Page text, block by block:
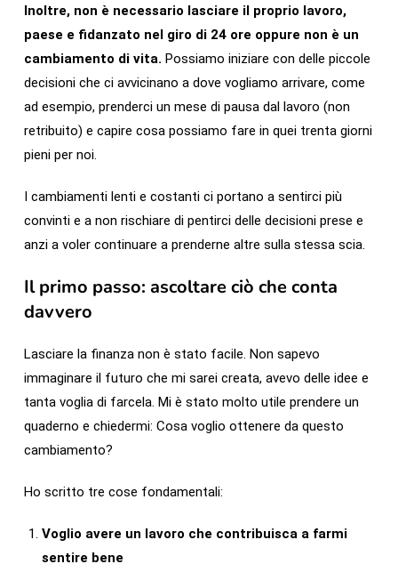
Inoltre, non è necessario lasciare il proprio lavoro,
paese e fidanzato nel giro di 24 ore oppure non è un
cambiamento di vita. Possiamo iniziare con delle piccole
decisioni che ci avvicinano a dove vogliamo arrivare, come
ad esempio, prenderci un mese di pausa dal lavoro (non
retribuito) e capire cosa possiamo fare in quei trenta giorni
pieni per noi.
I cambiamenti lenti e costanti ci portano a sentirci più
convinti e a non rischiare di pentirci delle decisioni prese e
anzi a voler continuare a prenderne altre sulla stessa scia.
Il primo passo: ascoltare ciò che conta
davvero
Lasciare la finanza non è stato facile. Non sapevo
immaginare il futuro che mi sarei creata, avevo delle idee e
tanta voglia di farcela. Mi è stato molto utile prendere un
quaderno e chiedermi: Cosa voglio ottenere da questo
cambiamento?
Ho scritto tre cose fondamentali:
Voglio avere un lavoro che contribuisca a farmi
sentire bene